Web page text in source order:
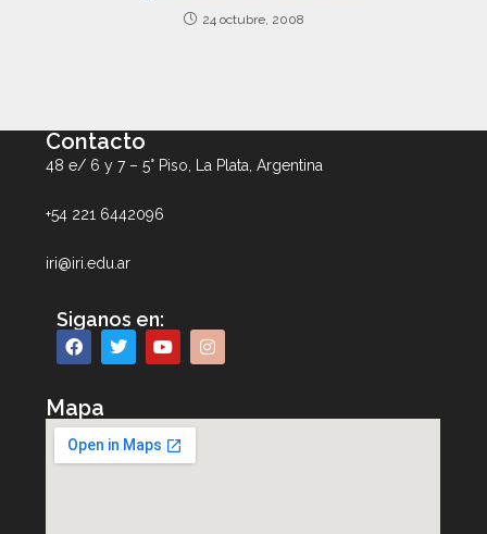
24 octubre, 2008
Contacto
48 e/ 6 y 7 – 5° Piso, La Plata, Argentina
+54 221 6442096
iri@iri.edu.ar
Siganos en:
Mapa